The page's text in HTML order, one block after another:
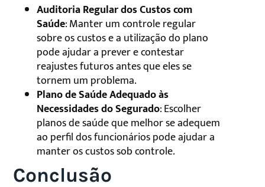
Auditoria Regular dos Custos com
Saúde: Manter um controle regular
sobre os custos e a utilização do plano
pode ajudar a prever e contestar
reajustes futuros antes que eles se
tornem um problema.
Plano de Saúde Adequado às
Necessidades do Segurado: Escolher
planos de saúde que melhor se adequem
ao perfil dos funcionários pode ajudar a
manter os custos sob controle.
Conclusão